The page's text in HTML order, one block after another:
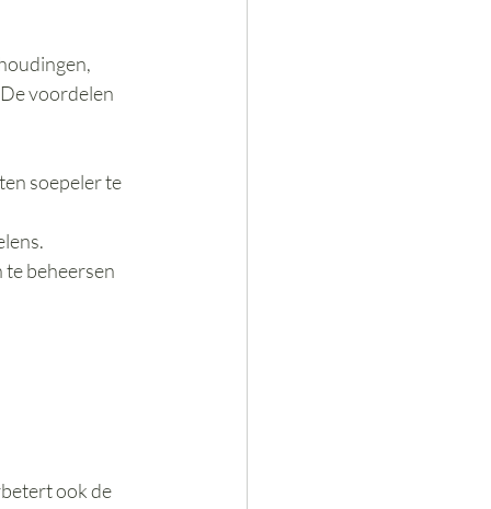
voordelen
soepeler te
te beheersen
ook de